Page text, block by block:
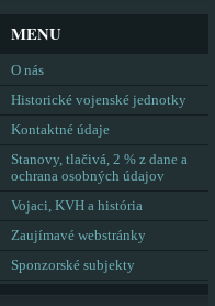
MENU
O nás
Historické vojenské jednotky
Kontaktné údaje
Stanovy, tlačivá, 2 % z dane a
ochrana osobných údajov
Vojaci, KVH a história
Zaujímavé webstránky
Sponzorské subjekty